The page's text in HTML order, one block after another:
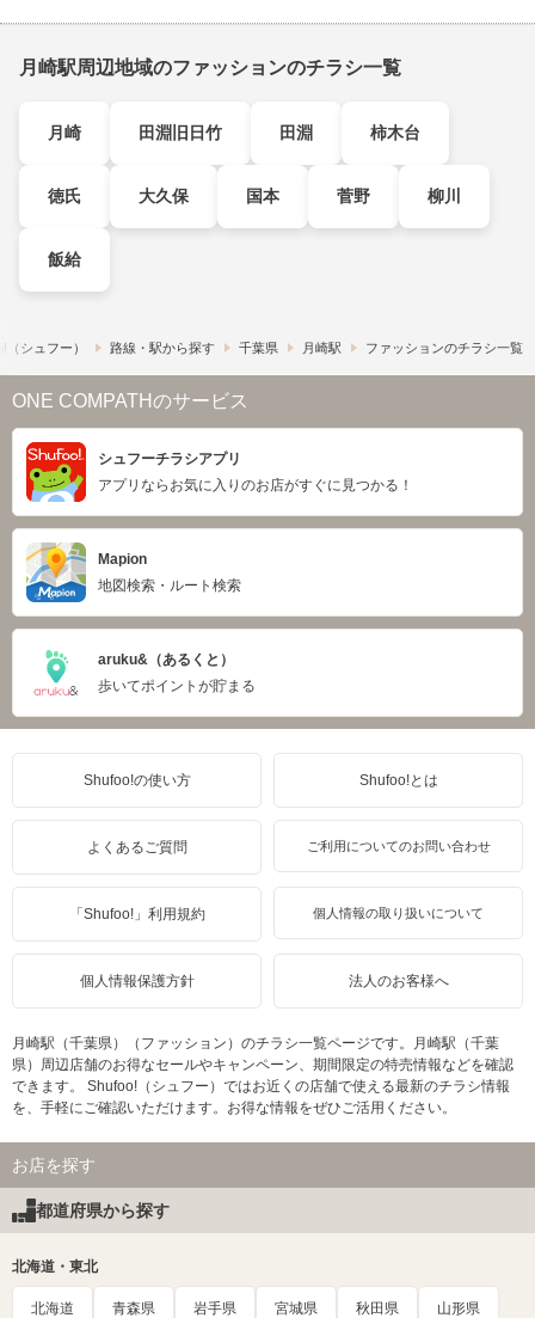
月崎駅周辺地域のファッションのチラシ一覧
月崎 田淵旧日竹 田淵 柿木台
徳氏 大久保 国本 菅野 柳川
飯給
シュフー） 路線・駅から探す 千葉県 月崎駅 ファッションのチラシ一覧
ONE COMPATHのサービス
シュフーチラシアプリ
アプリならお気に入りのお店がすぐに見つかる！
Mapion
地図検索・ルート検索
aruku&（あるくと）
歩いてポイントが貯まる
Shufoo!の使い方 Shufoo!とは
よくあるご質問 ご利用についてのお問い合わせ
「Shufoo!」利用規約 個人情報の取り扱いについて
個人情報保護方針 法人のお客様へ
月崎駅（千葉県）（ファッション）のチラシ一覧ページです。月崎駅（千葉
県）周辺店舗のお得なセールやキャンペーン、期間限定の特売情報などを確認
できます。 Shufoo!（シュフー）ではお近くの店舗で使える最新のチラシ情報
を、手軽にご確認いただけます。お得な情報をぜひご活用ください。
お店を探す
都道府県から探す
北海道・東北
北海道 青森県 岩手県 宮城県 秋田県 山形県